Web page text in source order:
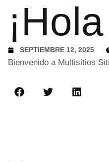
SEPTIEMBRE 12, 2025
Bienvenido a Multisitios